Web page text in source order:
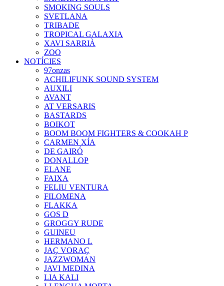
SMOKING SOULS
SVETLANA
TRIBADE
TROPICAL GALAXIA
XAVI SARRIÀ
ZOO
NOTÍCIES
97onzas
ACHILIFUNK SOUND SYSTEM
AUXILI
AVANT
AT VERSARIS
BASTARDS
BOIKOT
BOOM BOOM FIGHTERS & COOKAH P
CARMEN XÍA
DE GAIRÓ
DONALLOP
ELANE
FAIXA
FELIU VENTURA
FILOMENA
FLAKKA
GOS D
GROGGY RUDE
GUINEU
HERMANO L
JAÇ VORAÇ
JAZZWOMAN
JAVI MEDINA
LIA KALI